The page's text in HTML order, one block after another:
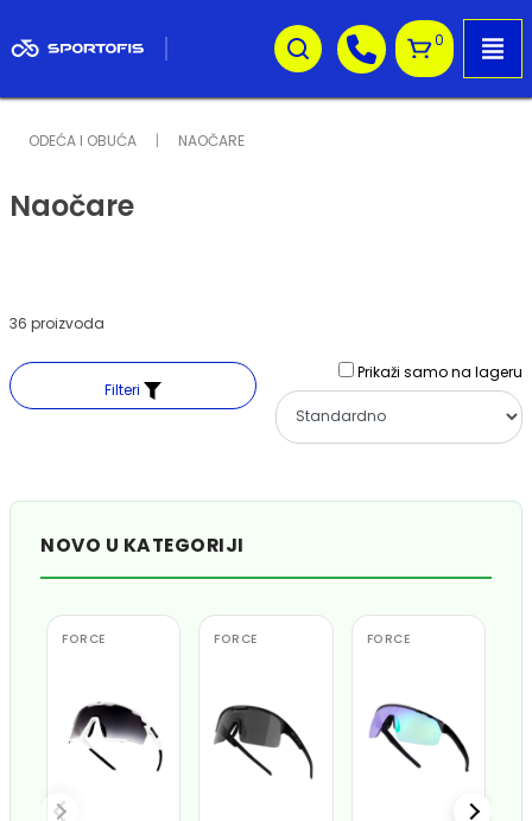
0
ODEĆA I OBUĆA NAOČARE
Naočare
36 proizvoda
Filteri
Prikaži samo na lageru
NOVO U KATEGORIJI
FORCE FORCE FORCE